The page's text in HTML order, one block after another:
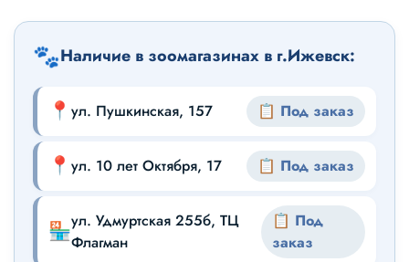
🐾Наличие в зоомагазинах в г.Ижевск:
📍 ул. Пушкинская, 157 📋 Под заказ
📍 ул. 10 лет Октября, 17 📋 Под заказ
🏪ул. Удмуртская 255б, ТЦ
Флагман
📋 Под
заказ